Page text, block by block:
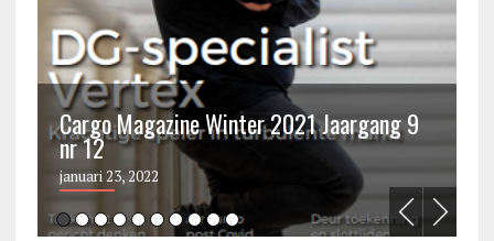
Cargo Magazine Winter 2021 Jaargang 9
nr 12
januari 23, 2022